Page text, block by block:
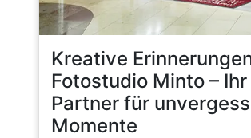
Kreative
Fotostudio Minto – Ihr
Partner für
Momente